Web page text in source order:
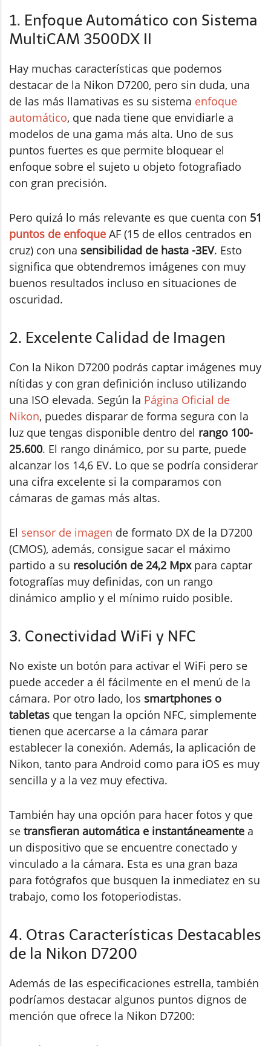
1. Enfoque Automático con Sistema
MultiCAM 3500DX II
Hay muchas características que podemos
destacar de la Nikon D7200, pero sin duda, una
de las más llamativas es su sistema enfoque
automático, que nada tiene que envidiarle a
modelos de una gama más alta. Uno de sus
puntos fuertes es que permite bloquear el
enfoque sobre el sujeto u objeto fotografiado
con gran precisión.
Pero quizá lo más relevante es que cuenta con 51
puntos de enfoque AF (15 de ellos centrados en
cruz) con una sensibilidad de hasta -3EV. Esto
significa que obtendremos imágenes con muy
buenos resultados incluso en situaciones de
oscuridad.
2. Excelente Calidad de Imagen
Con la Nikon D7200 podrás captar imágenes muy
nítidas y con gran definición incluso utilizando
una ISO elevada. Según la Página Oficial de
Nikon, puedes disparar de forma segura con la
luz que tengas disponible dentro del rango 100-
25.600. El rango dinámico, por su parte, puede
alcanzar los 14,6 EV. Lo que se podría considerar
una cifra excelente si la comparamos con
cámaras de gamas más altas.
El sensor de imagen de formato DX de la D7200
(CMOS), además, consigue sacar el máximo
partido a su resolución de 24,2 Mpxpara captar
fotografías muy definidas, con un rango
dinámico amplio y el mínimo ruido posible.
3. Conectividad WiFi y NFC
No existe un botón para activar el WiFi pero se
puede acceder a él fácilmente en el menú de la
cámara. Por otro lado, los smartphones o
tabletas que tengan la opción NFC, simplemente
tienen que acercarse a la cámara parar
establecer la conexión. Además, la aplicación de
Nikon, tanto para Android como para iOS es muy
sencilla y a la vez muy efectiva.
También hay una opción para hacer fotos y que
se transfieran automática e instantáneamente a
un dispositivo que se encuentre conectado y
vinculado a la cámara. Esta es una gran baza
para fotógrafos que busquen la inmediatez en su
trabajo, como los fotoperiodistas.
4. Otras Características Destacables
de la Nikon D7200
Además de las especificaciones estrella, también
podríamos destacar algunos puntos dignos de
mención que ofrece la Nikon D7200: